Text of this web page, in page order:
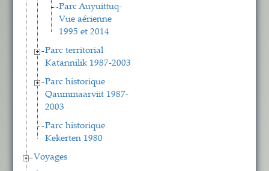
Parc Auyuittuq-
Vue aérienne
1995 et 2014
Parc territorial
Katannilik 1987-2003
Parc historique
Qaummaarviit 1987-
2003
Parc historique
Kekerten 1980
Voyages